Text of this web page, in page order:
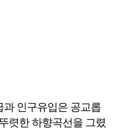
인구유입은 공교롭
렷한 하향곡선을 그렸